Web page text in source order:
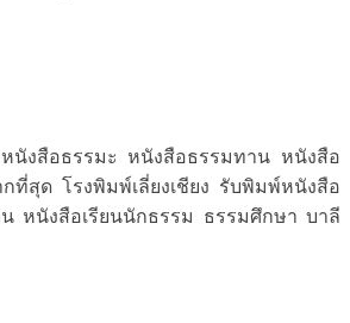
หนังสือธรรมะ หนังสือธรรมทาน หนังสือ
ที่สุด โรงพิมพ์เลี่ยงเชียง รับพิมพ์หนังสือ
หนังสือเรียนนักธรรม ธรรมศึกษา บาลี